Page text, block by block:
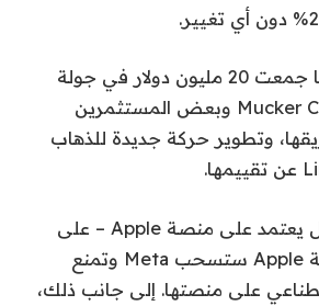
لمواصلة بناء التكنولوجيا الخاصة بها، قالت الشركة يوم الاثنين إنها جمعت 20 مليون دولار في جولة
تمويل من السلسلة A بقيادة TQ Ventures. وشارك أيضًا Mucker Capital وبعض المستثمرين
وتطوير حركة جديدة للذهاب
وبغض النظر عن النظرة الوردية، فإن الحقيقة هي أن Linq لا يزال يعتمد على منصة Apple – على
الأقل في الوقت الحالي. ليس هناك ما يشير إلى ما إذا كانت شركة Apple ستسحب Meta وتمنع
على منصتها. إلى جانب ذلك،